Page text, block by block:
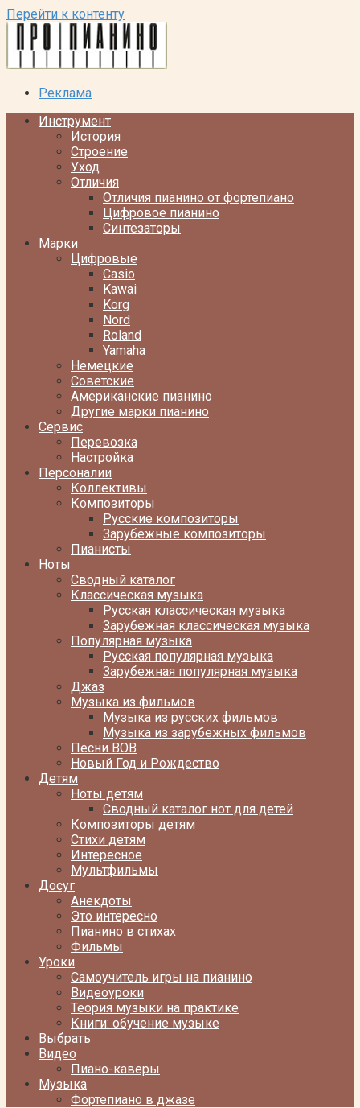
Перейти к контенту
Реклама
Инструмент
История
Строение
Уход
Отличия
Отличия пианино от фортепиано
Цифровое пианино
Синтезаторы
Марки
Цифровые
Casio
Kawai
Korg
Nord
Roland
Yamaha
Немецкие
Советские
Американские пианино
Другие марки пианино
Сервис
Перевозка
Настройка
Персоналии
Коллективы
Композиторы
Русские композиторы
Зарубежные композиторы
Пианисты
Ноты
Сводный каталог
Классическая музыка
Русская классическая музыка
Зарубежная классическая музыка
Популярная музыка
Русская популярная музыка
Зарубежная популярная музыка
Джаз
Музыка из фильмов
Музыка из русских фильмов
Музыка из зарубежных фильмов
Песни ВОВ
Новый Год и Рождество
Детям
Ноты детям
Сводный каталог нот для детей
Композиторы детям
Стихи детям
Интересное
Мультфильмы
Досуг
Анекдоты
Это интересно
Пианино в стихах
Фильмы
Уроки
Самоучитель игры на пианино
Видеоуроки
Теория музыки на практике
Книги: обучение музыке
Выбрать
Видео
Пиано-каверы
Музыка
Фортепиано в джазе